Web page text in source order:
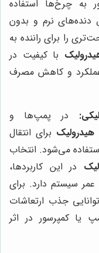
به چرخ‌ها استفاده
نرم و بدون
را برای راننده به
با کیفیت در
عملکرد و کاهش مصرف
در پمپ‌ها و
هیدرولیک برای انتقال
می‌شود. انتخاب
در این کاربردها،
سیستم دارد. برای
جذب ارتعاشات
یا کمپرسور در اثر